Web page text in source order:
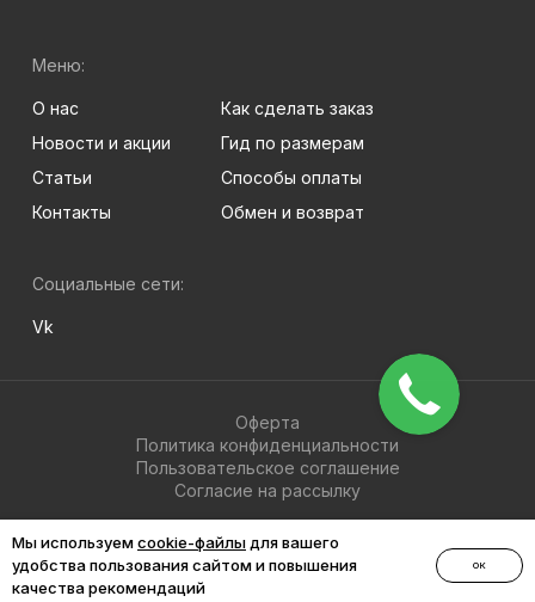
Меню:
О нас
Новости и акции
Статьи
Контакты
Как сделать заказ
Гид по размерам
Способы оплаты
Обмен и возврат
Социальные сети:
Vk
© 2026 BRIGHT-MEN
Оферта
Политика конфиденциальности
Пользовательское соглашение
Согласие на рассылку
ОК
Мы используемcookie-файлы для вашего
удобства пользования сайтом и повышения
качества рекомендаций